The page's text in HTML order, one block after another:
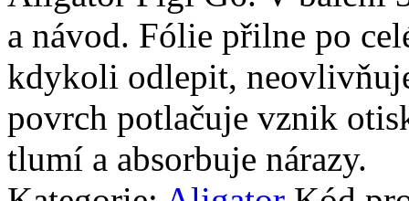
a návod. Fólie přilne po
kdykoli odlepit,
povrch potlačuje vznik
tlumí a absorbuje nárazy.